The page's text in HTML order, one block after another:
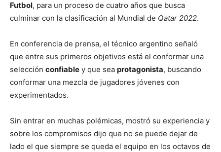
Futbol, para un proceso de cuatro años que busca
culminar con la clasificación al Mundial de Qatar 2022.
En conferencia de prensa, el técnico argentino señaló
que entre sus primeros objetivos está el conformar una
selección confiable y que sea protagonista, buscando
conformar una mezcla de jugadores jóvenes con
experimentados.
Sin entrar en muchas polémicas, mostró su experiencia y
sobre los compromisos dijo que no se puede dejar de
lado el que siempre se queda el equipo en los octavos de